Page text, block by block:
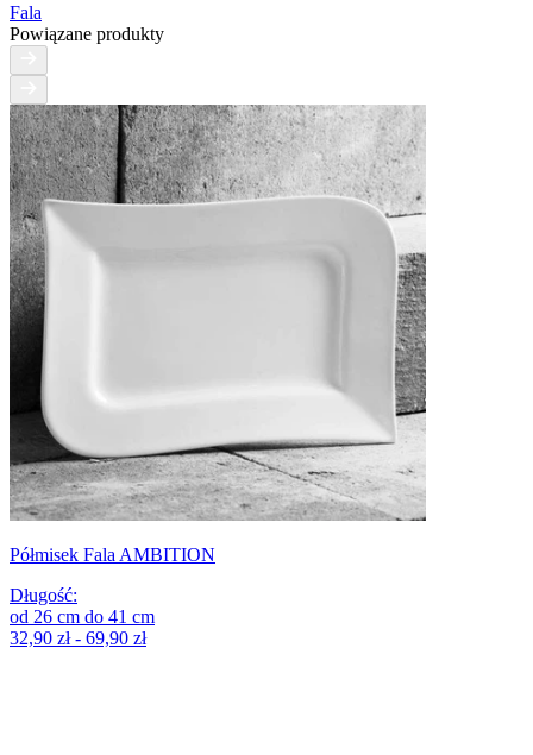
Fala
Powiązane produkty
Półmisek Fala AMBITION
Długość:
od 26 cm do 41 cm
32,90 zł - 69,90 zł